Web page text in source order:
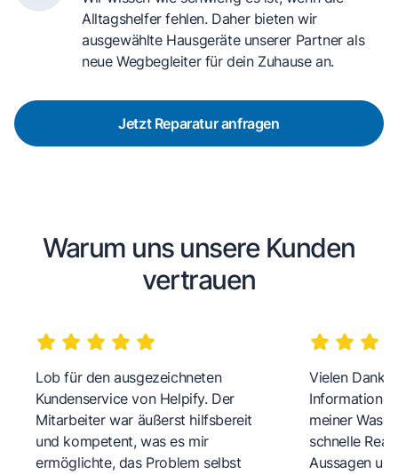
Alltagshelfer fehlen. Daher bieten wir
ausgewählte Hausgeräte unserer Partner als
neue Wegbegleiter für dein Zuhause an.
Jetzt Reparatur anfragen
Warum uns unsere Kunden
vertrauen
Lob für den ausgezeichneten
Kundenservice von Helpify. Der
Mitarbeiter war äußerst hilfsbereit
und kompetent, was es mir
ermöglichte, das Problem selbst
Vielen Dank
meiner
schnelle
Aussagen